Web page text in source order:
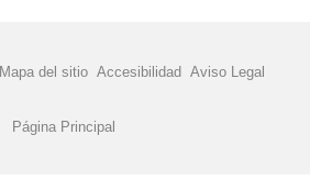
Mapa del sitio Accesibilidad Aviso Legal
Página Principal